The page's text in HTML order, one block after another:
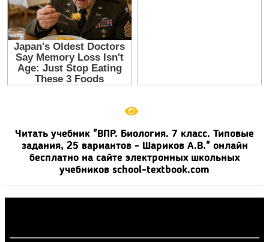
Читать учебник "ВПР. Биология. 7 класс. Типовые
задания, 25 вариантов - Шариков А.В." онлайн
бесплатно на сайте электронных школьных
учебников school-textbook.com